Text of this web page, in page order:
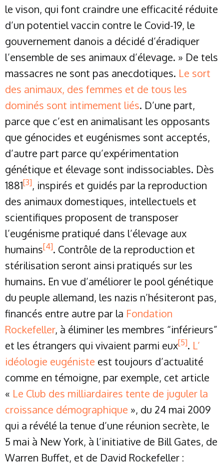
le vison, qui font craindre une efficacité réduite
d’un potentiel vaccin contre le Covid-19, le
gouvernement danois a décidé d’éradiquer
l’ensemble de ses animaux d’élevage. » De tels
massacres ne sont pas anecdotiques. Le sort
des animaux, des femmes et de tous les
dominés sont intimement liés. D’une part,
parce que c’est en animalisant les opposants
que génocides et eugénismes sont acceptés,
d’autre part parce qu’expérimentation
génétique et élevage sont indissociables. Dès
1881[3], inspirés et guidés par la reproduction
des animaux domestiques, intellectuels et
scientifiques proposent de transposer
l’eugénisme pratiqué dans l’élevage aux
humains[4]. Contrôle de la reproduction et
stérilisation seront ainsi pratiqués sur les
humains. En vue d’améliorer le pool génétique
du peuple allemand, les nazis n’hésiteront pas,
financés entre autre par la Fondation
Rockefeller, à éliminer les membres “inférieurs”
et les étrangers qui vivaient parmi eux[5]. L’
idéologie eugéniste est toujours d’actualité
comme en témoigne, par exemple, cet article
« Le Club des milliardaires tente de juguler la
croissance démographique », du 24 mai 2009
qui a révélé la tenue d’une réunion secrète, le
5 mai à New York, à l’initiative de Bill Gates, de
Warren Buffet, et de David Rockefeller :